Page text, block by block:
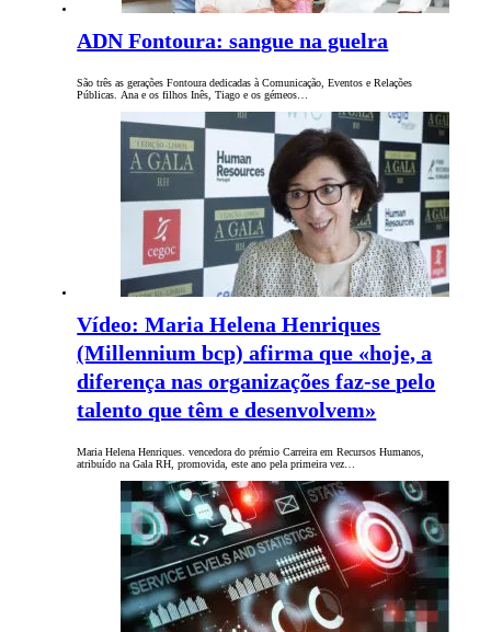
ADN Fontoura: sangue na guelra
São três as gerações Fontoura dedicadas à Comunicação, Eventos e Relações
Públicas. Ana e os filhos Inês, Tiago e os gémeos…
Vídeo: Maria Helena Henriques
(Millennium bcp) afirma que «hoje, a
diferença nas organizações faz-se pelo
talento que têm e desenvolvem»
Maria Helena Henriques. vencedora do prémio Carreira em Recursos Humanos,
atribuído na Gala RH, promovida, este ano pela primeira vez…